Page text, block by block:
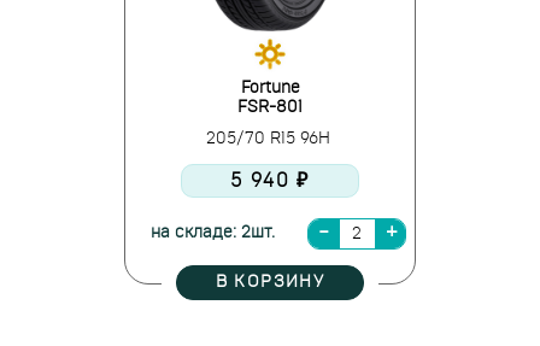
Fortune
FSR-801
205/70 R15 96H
5 940 ₽
на складе: 2шт.
В КОРЗИНУ